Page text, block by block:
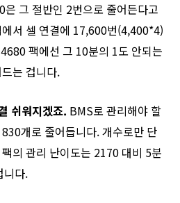
그 절반인 2번으로 줄어든다고
서 셀 연결에 17,600번(4,400*4)
팩에선 그 10분의 1도 안되는
는 겁니다.
쉬워지겠죠. BMS로 관리해야 할
개로 줄어듭니다. 개수로만 단
의 관리 난이도는 2170 대비 5분
니다.